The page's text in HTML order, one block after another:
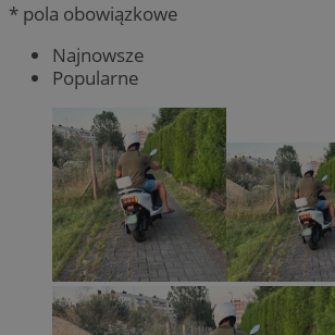
* pola obowiązkowe
Najnowsze
Popularne